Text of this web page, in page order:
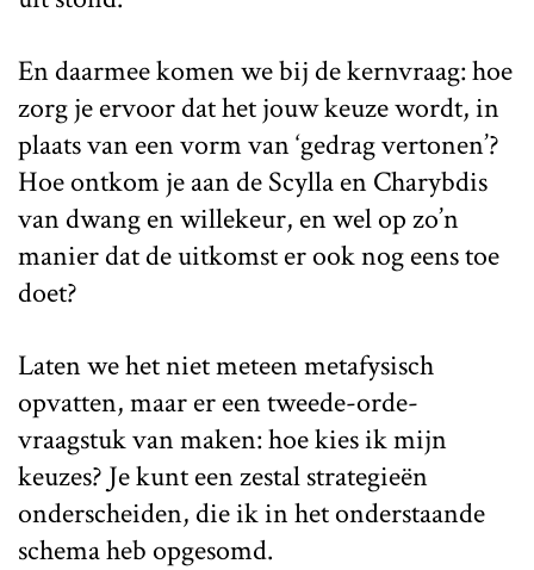
En daarmee komen we bij de kernvraag: hoe
zorg je ervoor dat het jouw keuze wordt, in
plaats van een vorm van ‘gedrag vertonen’?
Hoe ontkom je aan de Scylla en Charybdis
van dwang en willekeur, en wel op zo’n
manier dat de uitkomst er ook nog eens toe
doet?
Laten we het niet meteen metafysisch
opvatten, maar er een tweede-orde-
vraagstuk van maken: hoe kies ik mijn
keuzes? Je kunt een zestal strategieën
onderscheiden, die ik in het onderstaande
schema heb opgesomd.